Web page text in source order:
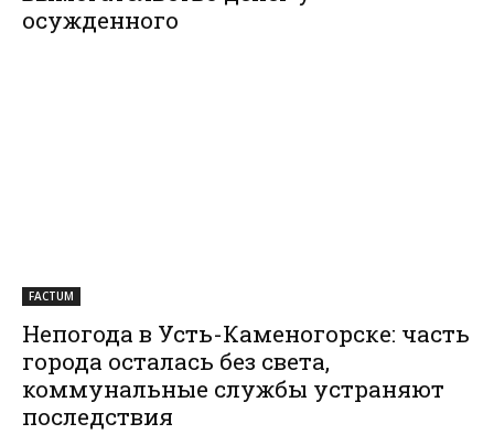
осужденного
FACTUM
Непогода в Усть-Каменогорске: часть
города осталась без света,
коммунальные службы устраняют
последствия